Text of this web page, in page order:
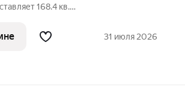
168.4 кв.м.
выполнена
31 июля 2026